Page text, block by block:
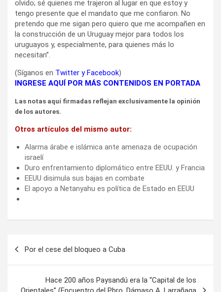
olvido; sé quienes me trajeron al lugar en que estoy y
tengo presente que el mandato que me confiaron. No
pretendo que me sigan pero quiero que me acompañen en
la construcción de un Uruguay mejor para todos los
uruguayos y, especialmente, para quienes más lo
necesitan”.
(Síganos en Twitter yFacebook)
INGRESE AQUÍ POR MÁS CONTENIDOS EN PORTADA
Las notas aquí firmadas reflejan exclusivamente la opinión
de los autores.
Otros artículos del mismo autor:
Alarma árabe e islámica ante amenaza de ocupación
israelí
Duro enfrentamiento diplomático entre EEUU. y Francia
EEUU disimula sus bajas en combate
El apoyo a Netanyahu es política de Estado en EEUU
entradas
Por el cese del bloqueo a Cuba
Hace 200 años Paysandú era la “Capital de los